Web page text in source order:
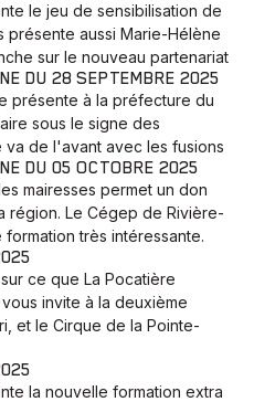
le jeu de sensibilisation de
présente aussi Marie-Hélène
sur le nouveau partenariat
DU 28 SEPTEMBRE 2025
présente à la préfecture du
sous le signe des
va de l'avant avec les fusions
DU 05 OCTOBRE 2025
mairesses permet un don
région. Le Cégep de Rivière-
très intéressante.
ce que La Pocatière
invite à la deuxième
et le Cirque de la Pointe-
la nouvelle formation extra